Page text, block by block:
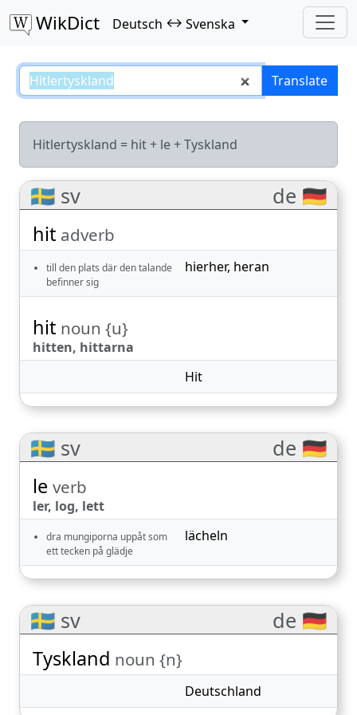
WikDict Deutsch ↔ Svenska
Hitlertyskland – Translate
Hitlertyskland = hit+ le+Tyskland
🇸🇪 sv de 🇩🇪
hit adverb
till den plats där den talande
befinner sig
hierher, heran
hit noun {u}
hitten, hittarna
Hit
🇸🇪 sv de 🇩🇪
le verb
ler, log, lett
dra mungiporna uppåt som
ett tecken på glädje
lächeln
🇸🇪 sv de 🇩🇪
Tyskland noun {n}
Deutschland